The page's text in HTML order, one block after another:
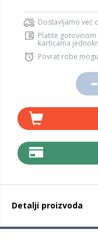
Dostavljamo već
Platite
karticama
Povrat robe
Detalji proizvoda